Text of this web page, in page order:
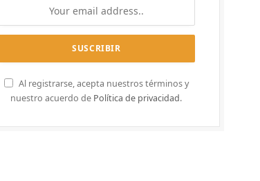
Al registrarse, acepta nuestros términos y
nuestro acuerdo de Política de privacidad.